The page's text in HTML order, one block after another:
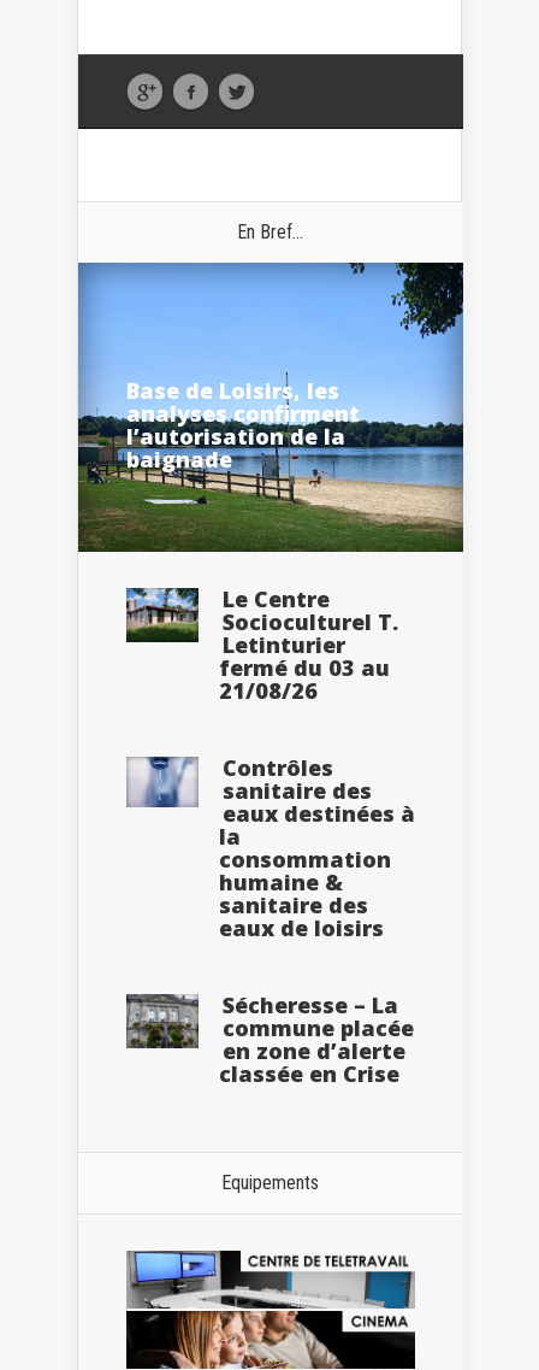
En Bref...
Base de Loisirs, les
analyses confirment
l’autorisation de la
baignade
Le Centre
Socioculturel T.
Letinturier
fermé du 03 au
21/08/26
Contrôles
sanitaire des
eaux destinées à
la
consommation
humaine &
sanitaire des
eaux de loisirs
Sécheresse – La
commune placée
en zone d’alerte
classée en Crise
Equipements